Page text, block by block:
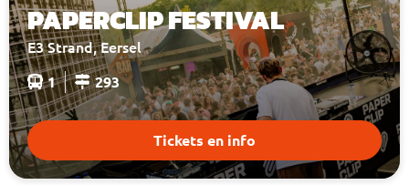
PAPERCLIP FESTIVAL
E3 Strand, Eersel
1 293
Tickets en info